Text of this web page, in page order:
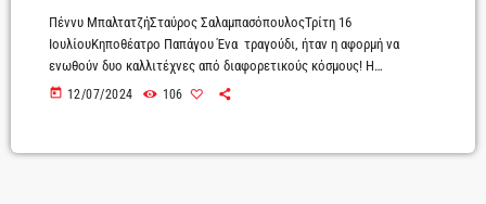
Πέννυ ΜπαλτατζήΣταύρος ΣαλαμπασόπουλοςΤρίτη 16
ΙουλίουΚηποθέατρο Παπάγου Ένα τραγούδι, ήταν η αφορμή να
ενωθούν δυο καλλιτέχνες από διαφορετικούς κόσμους! Η
καταξιωμένη τραγουδοποιός/ ερμηνεύτρια, το «κορίτσι» που όλοι
Σταύρο Σαλαμπασόπουλο. Το νέο τραγούδι της Πέννυ Μπαλτατζή,
today 12/07/2024 106